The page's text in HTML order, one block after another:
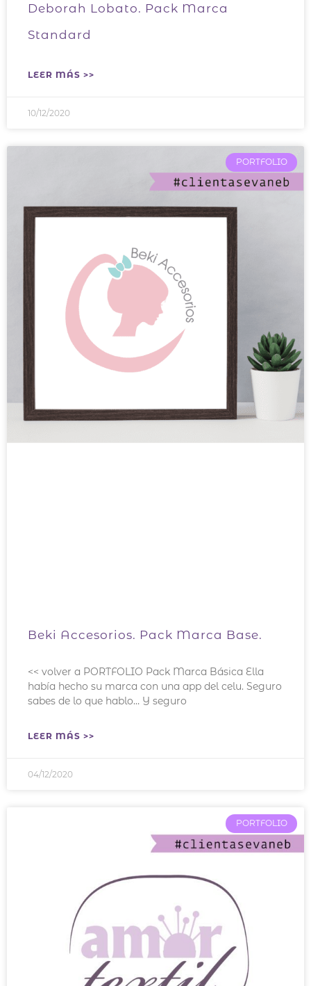
Deborah Lobato. Pack Marca
Standard
LEER MÁS >>
10/12/2020
PORTFOLIO
Beki Accesorios. Pack Marca Base.
<< volver a PORTFOLIO Pack Marca Básica Ella
había hecho su marca con una app del celu. Seguro
sabes de lo que hablo… Y seguro
LEER MÁS >>
04/12/2020
PORTFOLIO